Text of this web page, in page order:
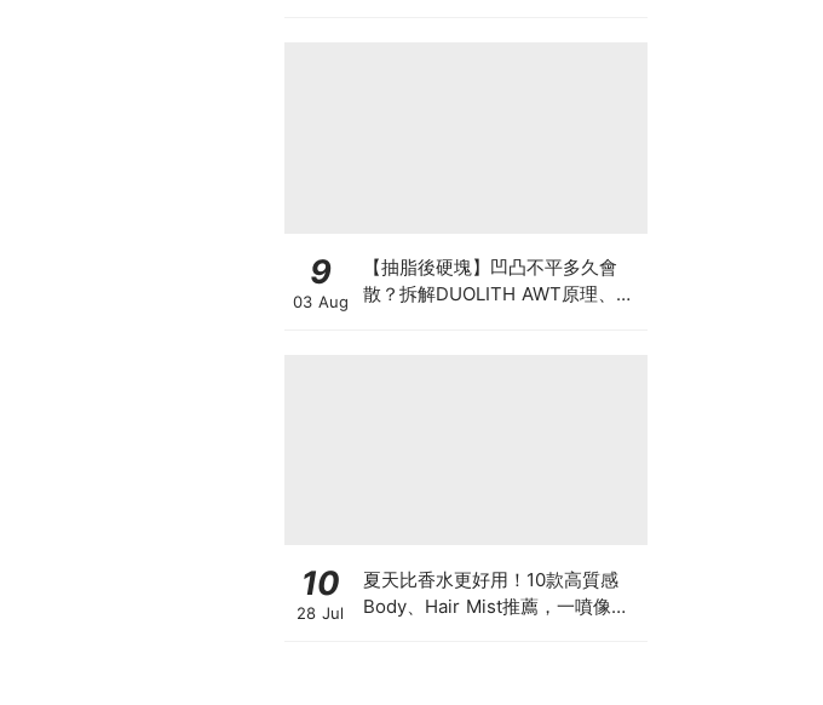
9
03 Aug
【抽脂後硬塊】凹凸不平多久會
散？拆解DUOLITH AWT原理、按
10
28 Jul
夏天比香水更好用！10款高質感
Body、Hair Mist推薦，一噴像剛